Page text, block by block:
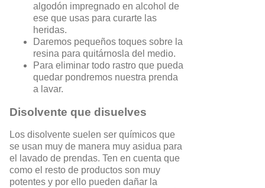
algodón impregnado en alcohol de
ese que usas para curarte las
heridas.
Daremos pequeños toques sobre la
resina para quitárnosla del medio.
Para eliminar todo rastro que pueda
quedar pondremos nuestra prenda
a lavar.
Disolvente que disuelves
Los disolvente suelen ser químicos que
se usan muy de manera muy asidua para
el lavado de prendas. Ten en cuenta que
como el resto de productos son muy
potentes y por ello pueden dañar la